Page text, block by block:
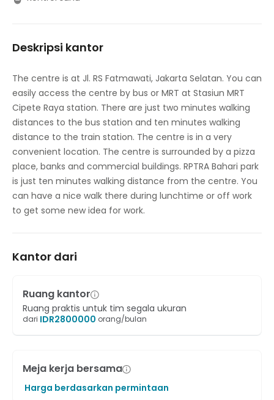
Deskripsi kantor
The centre is at Jl. RS Fatmawati, Jakarta Selatan. You can
easily access the centre by bus or MRT at Stasiun MRT
Cipete Raya station. There are just two minutes walking
distances to the bus station and ten minutes walking
distance to the train station. The centre is in a very
convenient location. The centre is surrounded by a pizza
place, banks and commercial buildings. RPTRA Bahari park
is just ten minutes walking distance from the centre. You
can have a nice walk there during lunchtime or off work
to get some new idea for work.
Kantor dari
Ruang kantor
Ruang praktis untuk tim segala ukuran
dari IDR2800000 orang/bulan
Meja kerja bersama
Harga berdasarkan permintaan